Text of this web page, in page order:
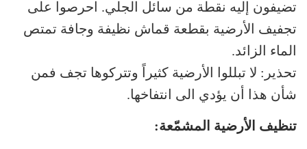
تضيفون إليه نقطة من سائل الجلي. احرصوا على
تجفيف الأرضية بقطعة قماش نظيفة وجافة تمتص
الماء الزائد.
تحذير: لا تبللوا الأرضية كثيراً وتتركوها تجف فمن
شأن هذا أن يؤدي الى انتفاخها.
تنظيف الأرضية المشمّعة: